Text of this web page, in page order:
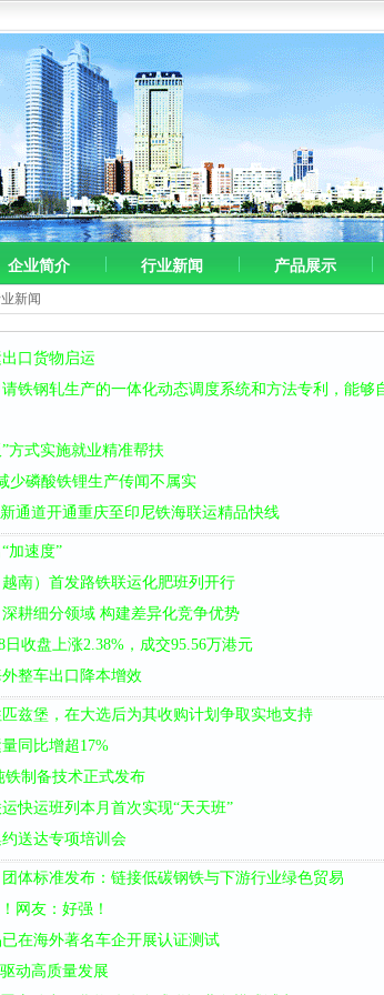
企业简介 行业新闻 产品展示
新闻
口货物启运
铁钢轧生产的一体化动态调度系统和方法专利，能够
方式实施就业精准帮扶
少磷酸铁锂生产传闻不属实
通道开通重庆至印尼铁海联运精品快线
加速度”
南）首发路铁联运化肥班列开行
耕细分领域 构建差异化竞争优势
日收盘上涨2.38%，成交95.56万港元
整车出口降本增效
兹堡，在大选后为其收购计划争取实地支持
同比增超17%
铁制备技术正式发布
快运班列本月首次实现“天天班”
送达专项培训会
团体标准发布：链接低碳钢铁与下游行业绿色贸易
网友：好强！
在海外著名车企开展认证测试
动高质量发展